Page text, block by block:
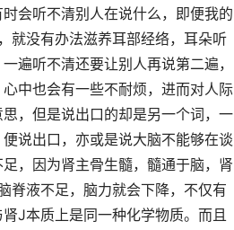
会听不清别人在说什么，即便我的
就没有办法滋养耳部经络，耳朵听
遍听不清还要让别人再说第二遍，
中也会有一些不耐烦，进而对人际
，但是说出口的却是另一个词，一
说出口，亦或是说大脑不能够在谈
，因为肾主骨生髓，髓通于脑，肾
脊液不足，脑力就会下降，不仅有
J本质上是同一种化学物质。而且